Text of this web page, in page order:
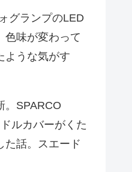
グランプのLED
色味が変わって
ような気がす
。SPARCO
ルカバーがくた
た話。スエード